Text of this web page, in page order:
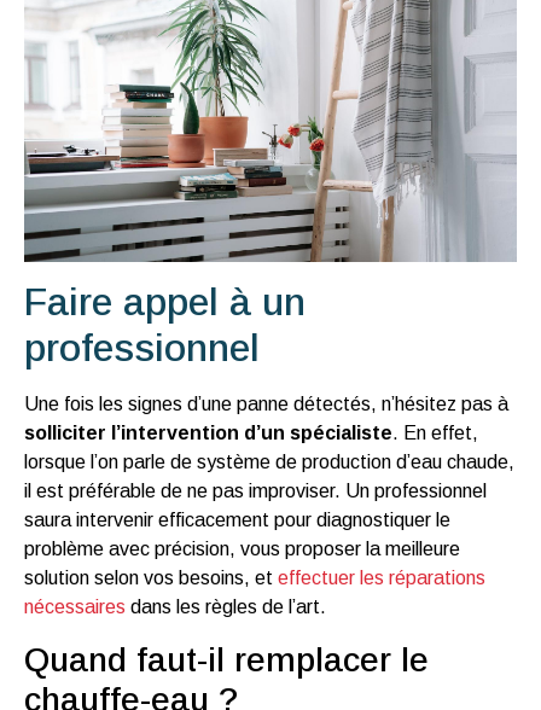
Faire appel à un
professionnel
Une fois les signes d’une panne détectés, n’hésitez pas à
solliciter l’intervention d’un spécialiste. En effet,
lorsque l’on parle de système de production d’eau chaude,
il est préférable de ne pas improviser. Un professionnel
saura intervenir efficacement pour diagnostiquer le
problème avec précision, vous proposer la meilleure
solution selon vos besoins, et effectuer les réparations
nécessaires dans les règles de l’art.
Quand faut-il remplacer le
chauffe-eau ?